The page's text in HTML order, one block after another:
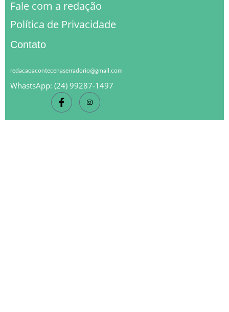
Fale com a redação
Política de Privacidade
Contato
redacaoacontecenaserradorio@gmail.com
WhastsApp: (24) 99287-1497